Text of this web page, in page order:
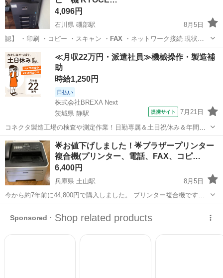
4,096円
石川県 磯部駅
8月5日
認】 ・印刷 ・コピー ・スキャン ・ FAX・ネットワーク接続 現状販
売のため…
石川 金沢市 磯部駅 プリンター
≪月収22万円・派遣社員≫機械操作・製造補
助
時給1,250円
日払い
株式会社BREXA Next
茨城県 静駅
提携サイト 7月21日
コネクタ製造工場の検査や測定作業！日勤専属＆土日祝休み＆年間休
日128日★クリーンルーム内作業★マイカー通勤OK＆無料駐車場あり
★就業先食堂利用可！日払い制度あり！《茨城県常陸大宮市》 人気の
工場のお仕事 ◇コネクタ製造工...
茨城 常陸大宮市 静駅 その他
🌟お値下げしました！🌟ブラザープリンター
複合機(プリンター、電話、FAX、コピ…
6,400円
兵庫県 土山駅
8月5日
今から約7年前に44,800円で購入しました。 プリンター複合機です。
多機能なのでとても優秀。 大学の研究室で使用しておりましたので、
3年ほど使用しましたが使用頻度は少ないです。